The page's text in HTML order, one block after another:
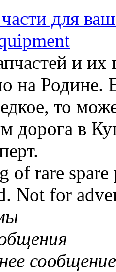
для
и
на Родине.
то
дорога в
of rare
Not for
сообщение